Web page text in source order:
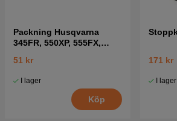
Packning Husqvarna
345FR, 550XP, 555FX,
51 kr
I lager
Köp
171 kr
I lager